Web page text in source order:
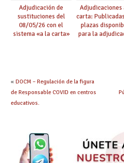
Adjudicación de
sustituciones del
08/05/26 con el
sistema «a la carta»
Adjudicaciones
carta:
plazas
para la
« DOCM – Regulación de la figura
de Responsable COVID en centros
educativos.